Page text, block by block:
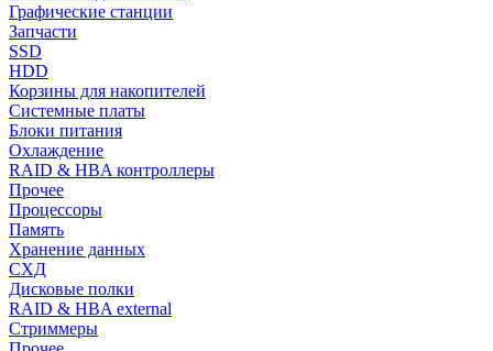
Графические станции
Запчасти
SSD
HDD
Корзины для накопителей
Системные платы
Блоки питания
Охлаждение
RAID & HBA контроллеры
Прочее
Процессоры
Память
Хранение данных
СХД
Дисковые полки
RAID & HBA external
Стриммеры